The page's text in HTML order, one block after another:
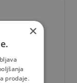
×
prodaje.